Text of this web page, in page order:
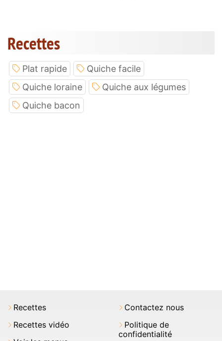
Recettes
Plat rapide
Quiche facile
Quiche loraine
Quiche aux légumes
Quiche bacon
Recettes
Recettes vidéo
Contactez nous
Politique de
confidentialité